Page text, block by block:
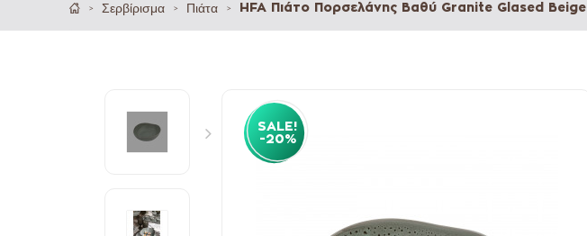
> Σερβίρισμα > Πιάτα > HFA Πιάτο Πορσελάνης Βαθύ Granite Glased
SALE!
-20%